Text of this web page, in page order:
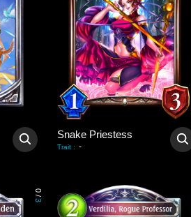
Snake Priestess
Trait : -
0
/
3